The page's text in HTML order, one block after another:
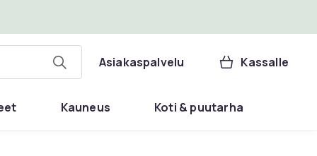
Asiakaspalvelu Kassalle
Kauneus Koti & puutarha